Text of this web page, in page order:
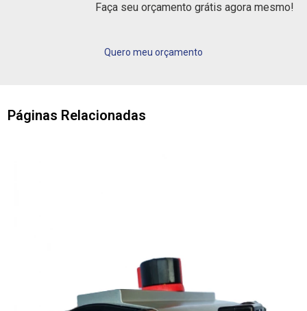
Faça seu orçamento grátis agora mesmo!
Quero meu orçamento
Páginas Relacionadas